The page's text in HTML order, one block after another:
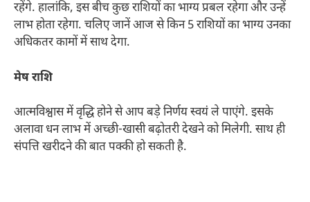
रहेंगे. हालांकि, इस बीच कुछ राशियों का भाग्य प्रबल रहेगा और उन्हें
लाभ होता रहेगा. चलिए जानें आज से किन 5 राशियों का भाग्य उनका
अधिकतर कामों में साथ देगा.
मेष राशि
आत्मविश्वास में वृद्धि होने से आप बड़े निर्णय स्वयं ले पाएंगे. इसके
अलावा धन लाभ में अच्छी-खासी बढ़ोतरी देखने को मिलेगी. साथ ही
संपत्ति खरीदने की बात पक्की हो सकती है.